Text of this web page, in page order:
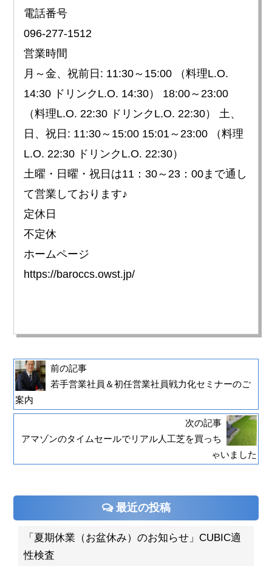
電話番号
096-277-1512
営業時間
月～金、祝前日: 11:30～15:00 （料理L.O.
14:30 ドリンクL.O. 14:30） 18:00～23:00
（料理L.O. 22:30 ドリンクL.O. 22:30） 土、
日、祝日: 11:30～15:00 15:01～23:00 （料理
L.O. 22:30 ドリンクL.O. 22:30）
土曜・日曜・祝日は11：30～23：00まで通し
て営業しております♪
定休日
不定休
ホームページ
https://baroccs.owst.jp/
前の記事
若手営業社員＆初任営業社員戦力化セミナーのご
案内
次の記事
アマゾンのタイムセールでリアル人工芝を買っち
ゃいました
最近の投稿
「夏期休業（お盆休み）のお知らせ」CUBIC適
性検査